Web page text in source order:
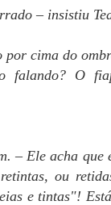
– insistiu
por cima do
falando? O
– Ele acha
ou
e tintas"!
cem em Tau,
também, embora
escritora estão
sempre uma
ideia de última hora,
Cada capítulo já tem